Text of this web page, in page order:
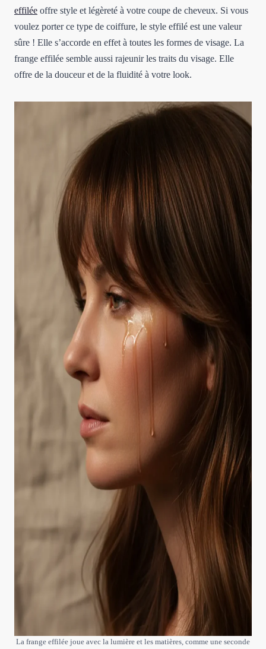
effilée offre style et légèreté à votre coupe de cheveux. Si vous
voulez porter ce type de coiffure, le style effilé est une valeur
sûre ! Elle s’accorde en effet à toutes les formes de visage. La
frange effilée semble aussi rajeunir les traits du visage. Elle
offre de la douceur et de la fluidité à votre look.
La frange effilée joue avec la lumière et les matières, comme une seconde